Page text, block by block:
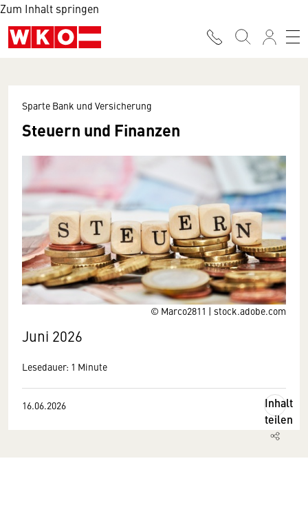
Zum Inhalt springen
© Marco2811 | stock.adobe.com
Sparte Bank und Versicherung
Steuern und Finanzen
Juni 2026
Lesedauer: 1 Minute
16.06.2026
Inhalt
teilen